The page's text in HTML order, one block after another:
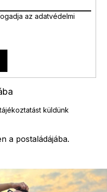
e
a postaládájába.
küldünk
az adatvédelmi